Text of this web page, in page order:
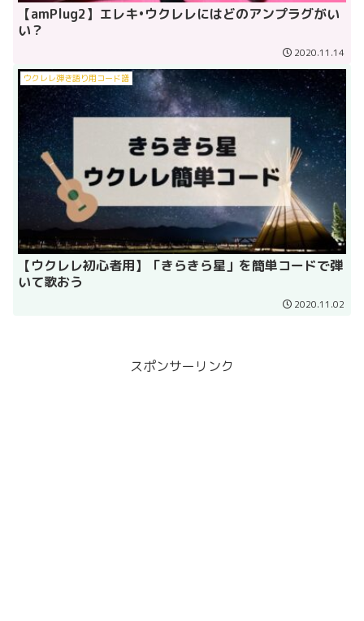
【amPlug2】エレキ•ウクレレにはどのアンプラグがい
い？
2020.11.14
ウクレレ弾き語り用コード譜
【ウクレレ初心者用】「きらきら星」を簡単コードで弾
いて歌おう
2020.11.02
スポンサーリンク